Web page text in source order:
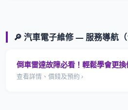
🔎 汽車電子維修 — 服務導航（
倒車雷達故障必看！輕鬆學會更
查看詳情、價錢及預約 ›